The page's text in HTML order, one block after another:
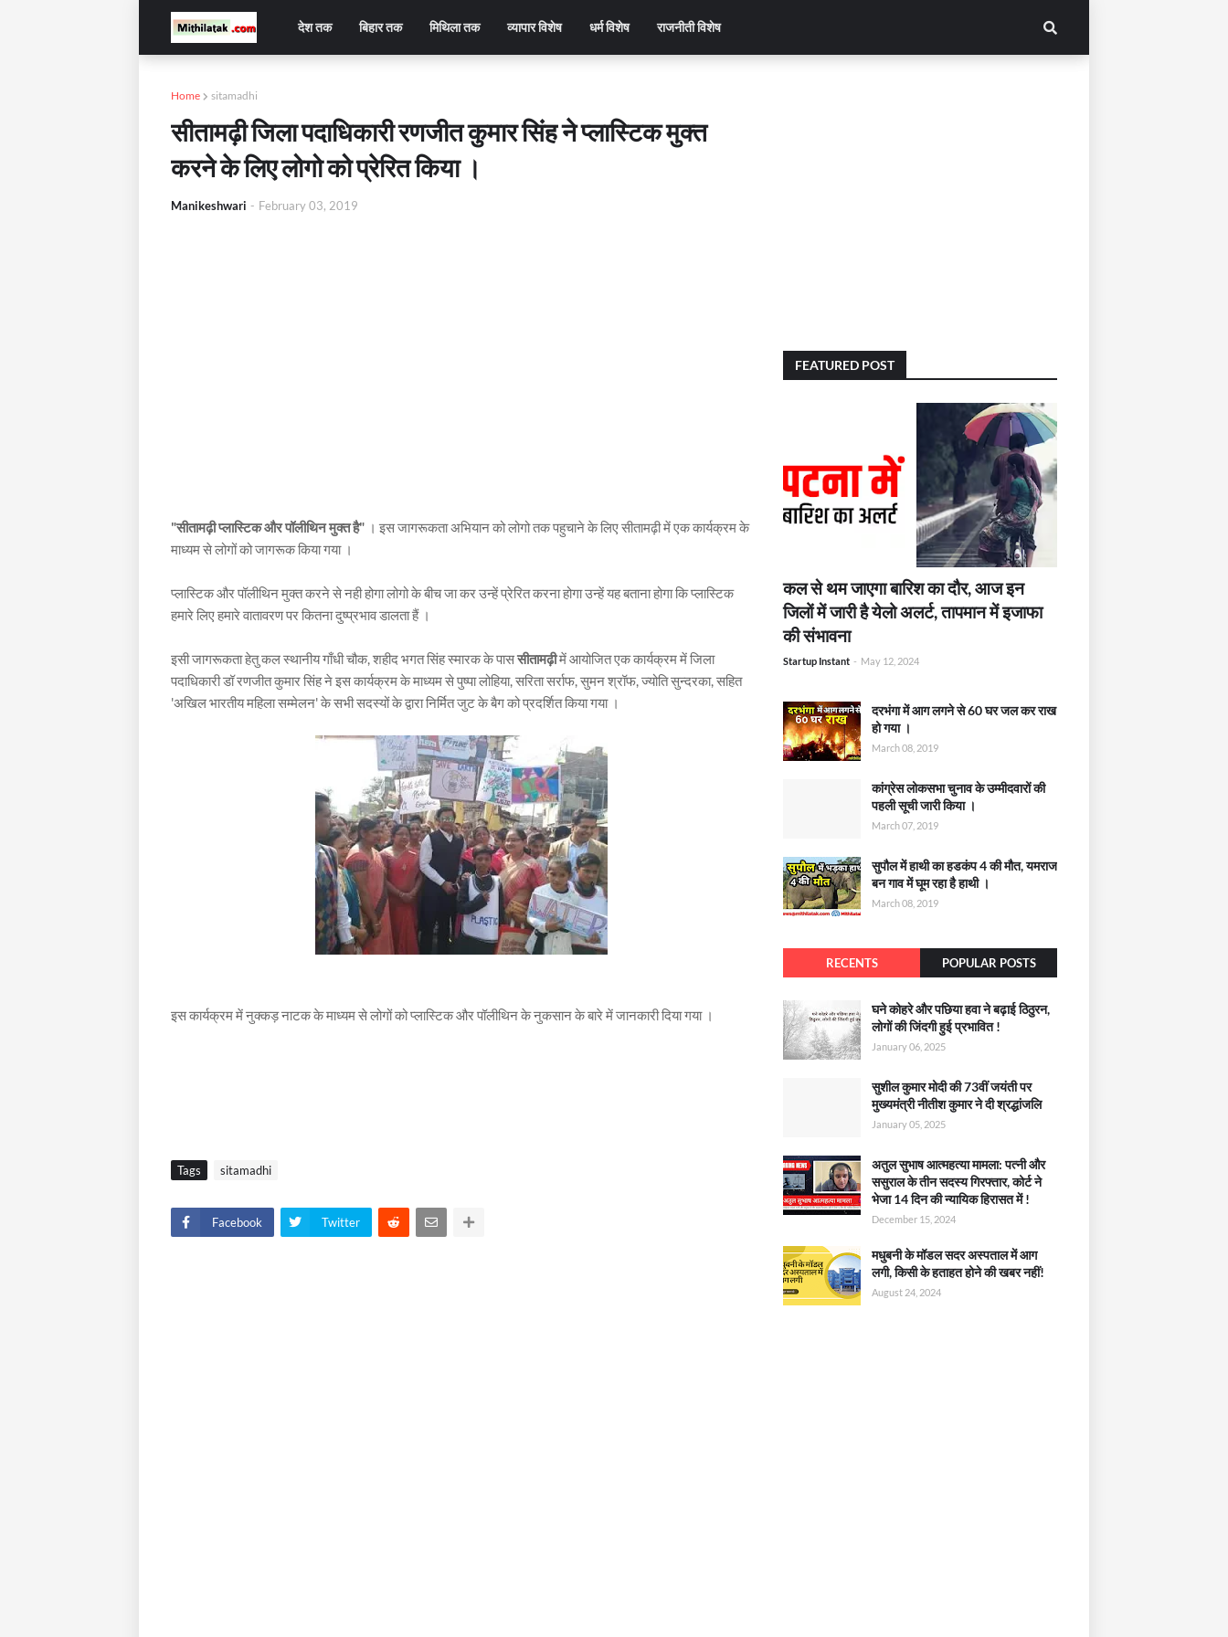
देश तक बिहार तक मिथिला तक व्यापार विशेष धर्म विशेष राजनीती विशेष
Home sitamadhi
सीतामढ़ी जिला पदाधिकारी रणजीत कुमार सिंह ने प्लास्टिक मुक्त
करने के लिए लोगो को प्रेरित किया ।
Manikeshwari - February 03, 2019
"सीतामढ़ी प्लास्टिक और पॉलीथिन मुक्त है" । इस जागरूकता अभियान को लोगो तक पहुचाने के लिए सीतामढ़ी में एक कार्यक्रम के
माध्यम से लोगों को जागरूक किया गया ।
प्लास्टिक और पॉलीथिन मुक्त करने से नही होगा लोगो के बीच जा कर उन्हें प्रेरित करना होगा उन्हें यह बताना होगा कि प्लास्टिक
हमारे लिए हमारे वातावरण पर कितना दुष्प्रभाव डालता हैं ।
इसी जागरूकता हेतु कल स्थानीय गाँधी चौक, शहीद भगत सिंह स्मारक के पाससीतामढ़ीमें आयोजित एक कार्यक्रम में जिला
पदाधिकारी डॉ रणजीत कुमार सिंह ने इस कार्यक्रम के माध्यम से पुष्पा लोहिया, सरिता सर्राफ, सुमन श्रॉफ, ज्योति सुन्दरका, सहित
'अखिल भारतीय महिला सम्मेलन' के सभी सदस्यों के द्वारा निर्मित जुट के बैग को प्रदर्शित किया गया ।
इस कार्यक्रम में नुक्कड़ नाटक के माध्यम से लोगों को प्लास्टिक और पॉलीथिन के नुकसान के बारे में जानकारी दिया गया ।
Tags sitamadhi
Facebook Twitter
FEATURED POST
कल से थम जाएगा बारिश का दौर, आज इन
जिलों में जारी है येलो अलर्ट, तापमान में इजाफा
की संभावना
Startup Instant - May 12, 2024
दरभंगा में आग लगने से 60 घर जल कर राख
हो गया ।
March 08, 2019
कांग्रेस लोकसभा चुनाव के उम्मीदवारों की
पहली सूची जारी किया ।
March 07, 2019
सुपौल में हाथी का हडकंप 4 की मौत, यमराज
बन गाव में घूम रहा है हाथी ।
March 08, 2019
RECENTS POPULAR POSTS
घने कोहरे और पछिया हवा ने बढ़ाई ठिठुरन,
लोगों की जिंदगी हुई प्रभावित !
January 06, 2025
सुशील कुमार मोदी की 73वीं जयंती पर
मुख्यमंत्री नीतीश कुमार ने दी श्रद्धांजलि
January 05, 2025
अतुल सुभाष आत्महत्या मामला: पत्नी और
ससुराल के तीन सदस्य गिरफ्तार, कोर्ट ने
भेजा 14 दिन की न्यायिक हिरासत में !
December 15, 2024
मधुबनी के मॉडल सदर अस्पताल में आग
लगी, किसी के हताहत होने की खबर नहीं!
August 24, 2024